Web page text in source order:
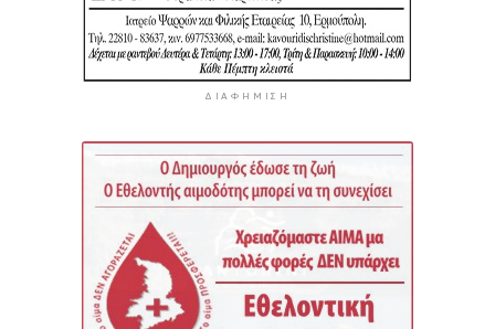
ΔΙΑΦΉΜΙΣΗ